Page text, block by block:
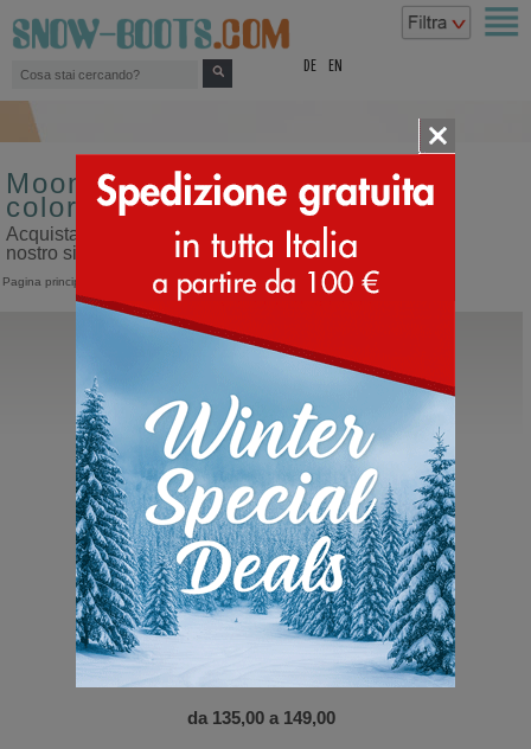
DE EN
Moon boot da uomo misura 43
colore blu
Acquista moon boot da uomo misura 43 colore blu sul
nostro sito dedicato ai doposci
Pagina principale >Moon Boot
Moon Boot®
Icon Low Nylon
da 135,00 a 149,00